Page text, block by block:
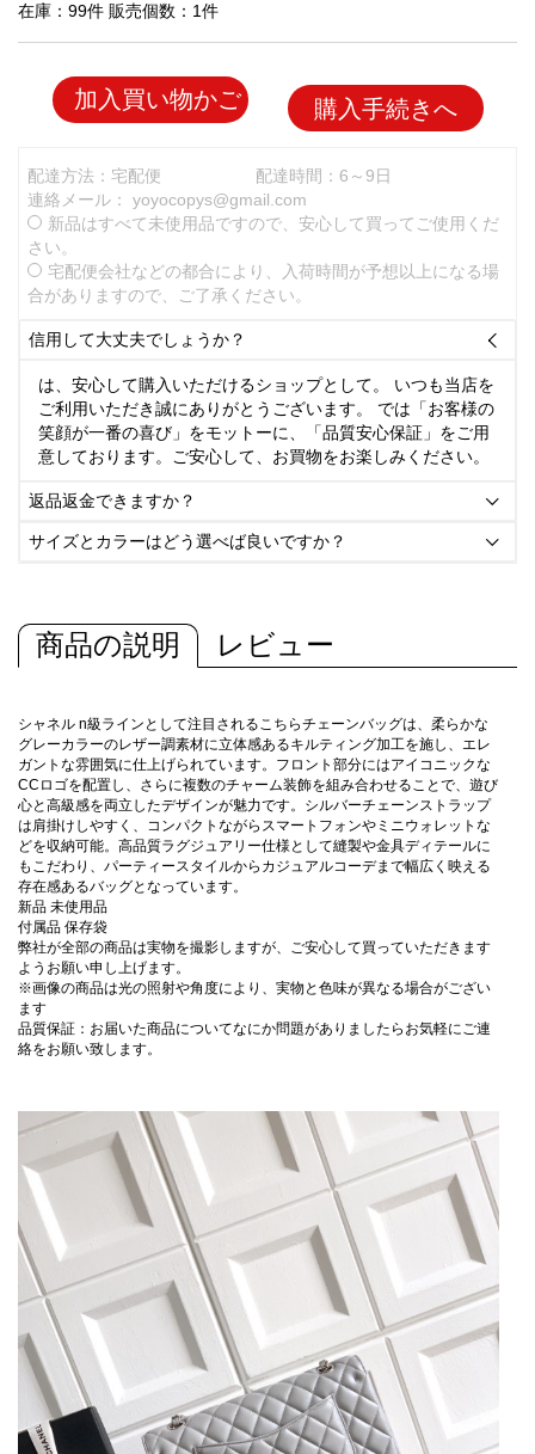
在庫：99件 販売個数：1件
加入買い物かご 購入手続きへ
配達方法：宅配便
配達時間：6～9日
連絡メール： yoyocopys@gmail.com
新品はすべて未使用品ですので、安心して買ってご使用くだ
さい。
宅配便会社などの都合により、入荷時間が予想以上になる場
合がありますので、ご了承ください。
信用して大丈夫でしょうか？ 
は、安心して購入いただけるショップとして。 いつも当店を
ご利用いただき誠にありがとうございます。 では「お客様の
笑顔が一番の喜び」をモットーに、「品質安心保証」をご用
意しております。ご安心して、お買物をお楽しみください。
返品返金できますか？ 
サイズとカラーはどう選べば良いですか？ 
商品の説明 レビュー
シャネル n級ラインとして注目されるこちらチェーンバッグは、柔らかな
グレーカラーのレザー調素材に立体感あるキルティング加工を施し、エレ
ガントな雰囲気に仕上げられています。フロント部分にはアイコニックな
CCロゴを配置し、さらに複数のチャーム装飾を組み合わせることで、遊び
心と高級感を両立したデザインが魅力です。シルバーチェーンストラップ
は肩掛けしやすく、コンパクトながらスマートフォンやミニウォレットな
どを収納可能。高品質ラグジュアリー仕様として縫製や金具ディテールに
もこだわり、パーティースタイルからカジュアルコーデまで幅広く映える
存在感あるバッグとなっています。
新品 未使用品
付属品 保存袋
弊社が全部の商品は実物を撮影しますが、ご安心して買っていただきます
ようお願い申し上げます。
※画像の商品は光の照射や角度により、実物と色味が異なる場合がござい
ます
品質保証：お届いた商品についてなにか問題がありましたらお気軽にご連
絡をお願い致します。